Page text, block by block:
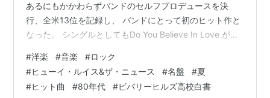
あるにもかかわらずバンドのセルフプロデュースを決
行、全米13位を記録し、 バンドにとって初のヒット作と
なった。 シングルとしてもDo You Believe In Love が米7
Like You Say You Doが米36位。 当時はいかにラジオで
シングルをかけてもらえるかがヒットするかしないかの
基準だったので、とにかくラジオフレンドリーな曲が必
#洋楽 #音楽 #ロック
#ヒューイ・ルイス&ザ・ニュース #名盤 #夏
#ヒット曲 #80年代 #ビバリーヒルズ高校白書